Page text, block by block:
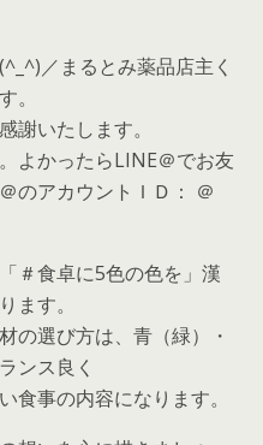
／まるとみ薬品店主く
。
謝いたします。
よかったらLINE＠でお友
のアカウントＩＤ： ＠
＃食卓に5色の色を」漢
ます。
の選び方は、青（緑）・
ンス良く
食事の内容になります。